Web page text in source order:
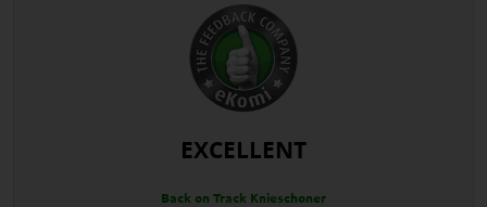
EXCELLENT
Back on Track Knieschoner